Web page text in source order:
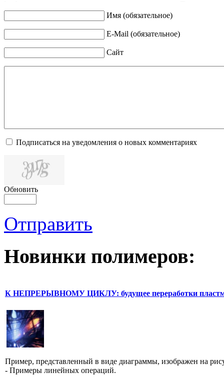
Имя (обязательное)
E-Mail (обязательное)
Сайт
Подписаться на уведомления о новых комментариях
Обновить
Отправить
Новинки полимеров:
К НЕПРЕРЫВНОМУ ЦИКЛУ: будущее переработки
Пример, представленный в виде диаграммы, изображен на
- Примеры линейных операций.